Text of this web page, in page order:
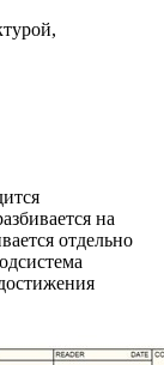
на
отдельно